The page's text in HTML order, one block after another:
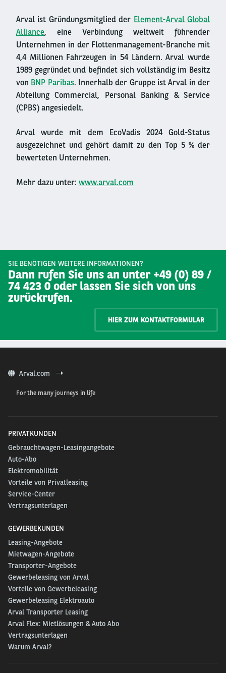
Arval ist Gründungsmitglied der Element-Arval Global
Alliance, eine Verbindung weltweit führender
Unternehmen in der Flottenmanagement-Branche mit
4,4 Millionen Fahrzeugen in 54 Ländern. Arval wurde
1989 gegründet und befindet sich vollständig im Besitz
von BNP Paribas. Innerhalb der Gruppe ist Arval in der
Abteilung Commercial, Personal Banking & Service
(CPBS) angesiedelt.
Arval wurde mit dem EcoVadis 2024Gold-Status
ausgezeichnet und gehört damit zu den Top 5 % der
bewerteten Unternehmen.
Mehr dazu unter: www.arval.com
SIE BENÖTIGEN WEITERE INFORMATIONEN?
Dann rufen Sie uns an unter +49 (0) 89 /
74 423 0 oder lassen Sie sich von uns
zurückrufen.
HIER ZUM KONTAKTFORMULAR
Arval.com
For the many journeys in life
PRIVATKUNDEN
Gebrauchtwagen-Leasingangebote
Auto-Abo
Elektromobilität
Vorteile von Privatleasing
Service-Center
Vertragsunterlagen
GEWERBEKUNDEN
Leasing-Angebote
Mietwagen-Angebote
Transporter-Angebote
Gewerbeleasing von Arval
Vorteile von Gewerbeleasing
Gewerbeleasing Elektroauto
Arval Transporter Leasing
Arval Flex: Mietlösungen & Auto Abo
Vertragsunterlagen
Warum Arval?